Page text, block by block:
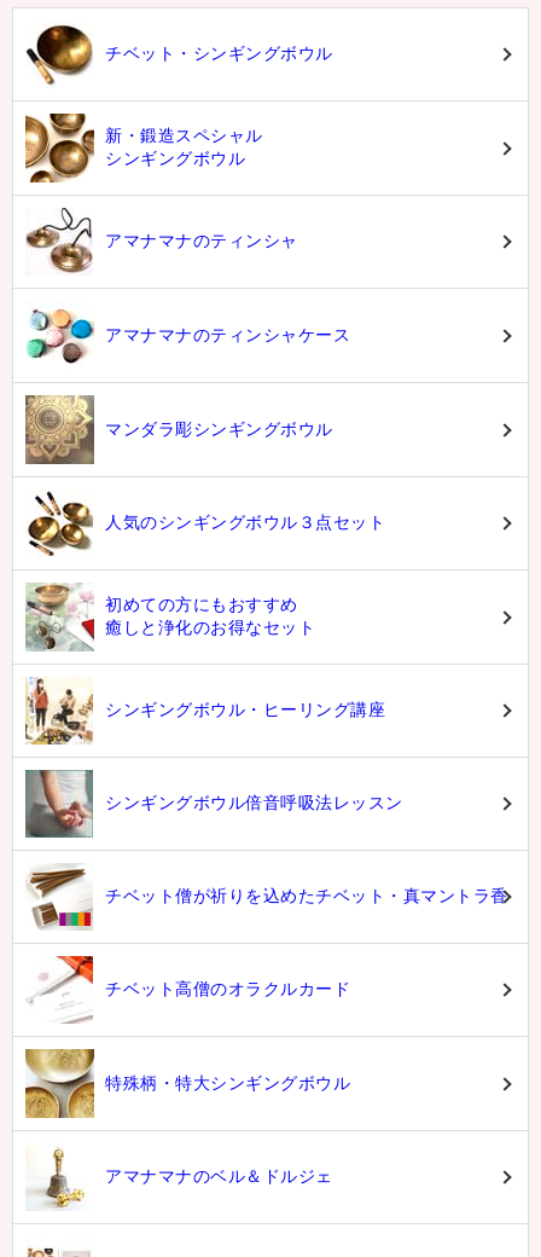
チベット・シンギングボウル
新・鍛造スペシャル
シンギングボウル
アマナマナのティンシャ
アマナマナのティンシャケース
マンダラ彫シンギングボウル
人気のシンギングボウル３点セット
初めての方にもおすすめ
癒しと浄化のお得なセット
シンギングボウル・ヒーリング講座
シンギングボウル倍音呼吸法レッスン
チベット僧が祈りを込めたチベット・真マントラ香
チベット高僧のオラクルカード
特殊柄・特大シンギングボウル
アマナマナのベル＆ドルジェ